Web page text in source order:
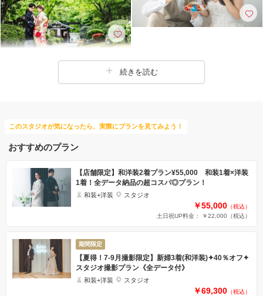
続きを読む
このスタジオが気になったら、実際にプランを見てみよう！
おすすめのプラン
【店舗限定】和洋装2着プラン¥55,000 和装1着×洋装
1着！全データ納品の超コスパ◎プラン！
和装+洋装 スタジオ
￥55,000 （税込）
土日祝UP料金： ￥22,000 （税込）
期間限定
【夏得！7-9月撮影限定】新婦3着(和洋装)✦40％オフ✦
スタジオ撮影プラン《全データ付》
和装+洋装 スタジオ
￥69,300 （税込）